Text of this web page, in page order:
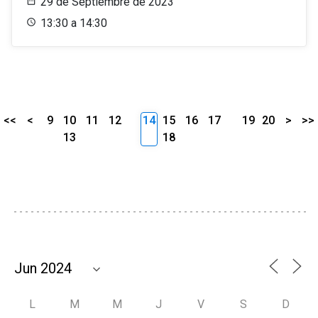
13:30 a 14:30
<< < 9 10 11
12
13
14 15 16
17
18
19 20 > >>
L M M J V S D